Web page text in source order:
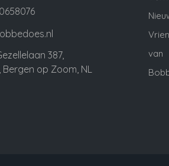
387,
Bergen op Zoom, NL
van